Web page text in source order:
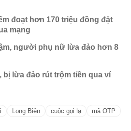
đoạt hơn 170 triệu đồng đặt
mạng
người phụ nữ lừa đảo hơn 8
bị lừa đảo rút trộm tiền qua ví
Long Biên cuộc gọi lạ
mã OTP